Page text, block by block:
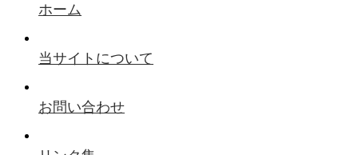
ホーム
当サイトについて
お問い合わせ